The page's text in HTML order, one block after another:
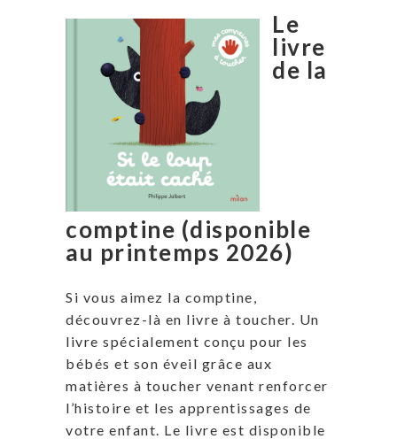
Le
livre
de la
comptine (disponible
au printemps 2026)
Si vous aimez la comptine,
découvrez-là en livre à toucher. Un
livre spécialement conçu pour les
bébés et son éveil grâce aux
matières à toucher venant renforcer
l’histoire et les apprentissages de
votre enfant. Le livre est disponible